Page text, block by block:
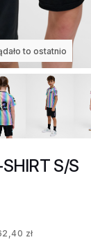
to ostatnio
S/S
zł